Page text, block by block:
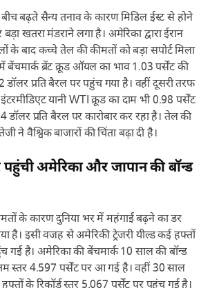
बढ़ते सैन्य तनाव के कारण मिडिल ईस्ट से होने
बड़ा खतरा मंडराने लगा है। अमेरिका द्वारा ईरान
के बाद कच्चे तेल की कीमतों को बड़ा सपोर्ट मिला
में बेंचमार्क ब्रेंट क्रूड ऑयल का भाव 1.03 पर्सेंट की
प्रति बैरल पर पहुंच गया है। वहीं दूसरी तरफ
यानी WTI क्रूड का दाम भी 0.98 पर्सेंट
प्रति बैरल पर कारोबार कर रहा है। तेल की
ने वैश्विक बाजारों की चिंता बढ़ा दी है।
पहुंची अमेरिका और जापान की बॉन्ड
के कारण दुनिया भर में महंगाई बढ़ने का डर
है। इसी वजह से अमेरिकी ट्रेजरी यील्ड कई हफ्तों
गई है। अमेरिका की बेंचमार्क 10 साल की बॉन्ड
स्तर 4.597 पर्सेंट पर आ गई है। वहीं 30 साल